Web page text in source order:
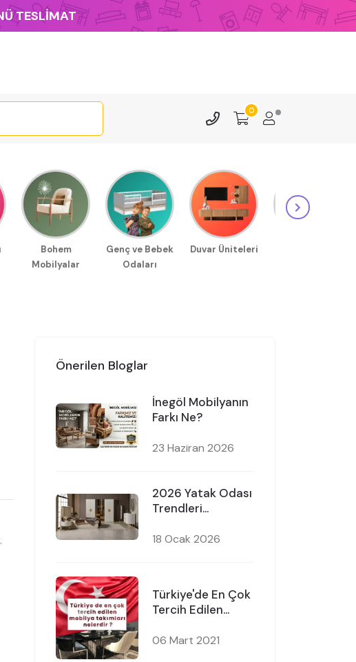
TESLİMAT
0
Bohem
Mobilyalar
Genç ve Bebek
Odaları
Duvar Üniteleri
Önerilen Bloglar
İnegöl Mobilyanın
Farkı Ne?
23 Haziran 2026
2026 Yatak Odası
Trendleri
18 Ocak 2026
Türkiye'de En Çok
Tercih Edilen
Nelerdir ?
06 Mart 2021